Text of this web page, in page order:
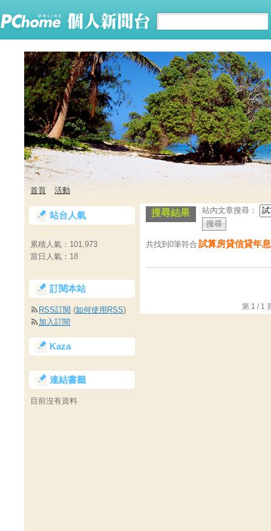
首頁 活動
搜尋結果 站內文章搜尋：
共找到0筆符合 試算房貸信貸年
第 1 /
站台人氣
累積人氣： 101,973
當日人氣： 18
訂閱本站
RSS訂閱 (如何使用RSS)
加入訂閱
Kaza
連結書籤
目前沒有資料